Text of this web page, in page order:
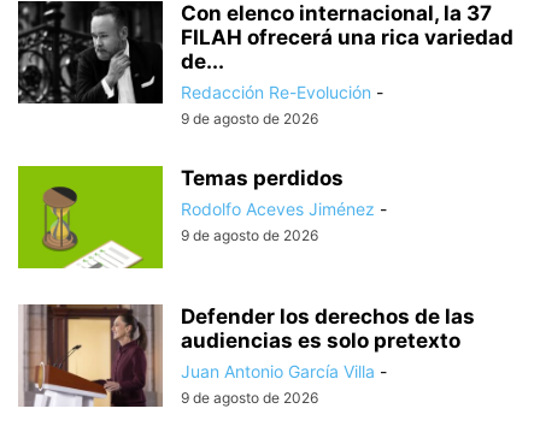
Con elenco internacional, la 37
FILAH ofrecerá una rica variedad
de...
Redacción Re-Evolución -
9 de agosto de 2026
Temas perdidos
Rodolfo Aceves Jiménez -
9 de agosto de 2026
Defender los derechos de las
audiencias es solo pretexto
Juan Antonio García Villa -
9 de agosto de 2026